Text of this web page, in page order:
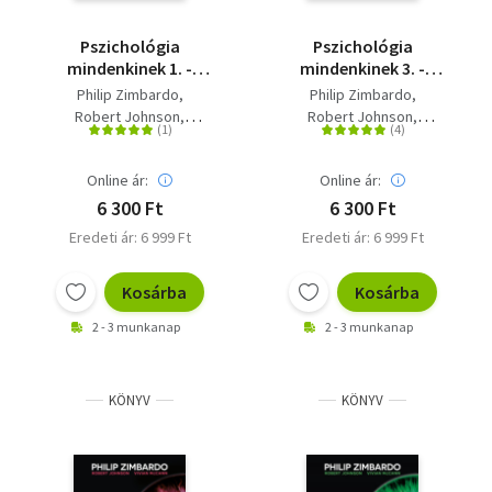
Vallás
Pszichológia
mindenkinek 1. -
Agyműködés - Öröklés
- Észlelés - Fejlődés
Philip Zimbardo
Robert Johnson
Vivian McCann
Online ár:
6 300 Ft
Eredeti ár: 6 999 Ft
Kosárba
2 - 3 munkanap
Pszichológia
mindenkinek 3. -
Motiváció - Érzelmek -
Személyiség -
Közösség
Philip Zimbardo
Robert Johnson
Vivian McCann
Online ár:
6 300 Ft
Eredeti ár: 6 999 Ft
Kosárba
2 - 3 munkanap
KÖNYV KÖNYV